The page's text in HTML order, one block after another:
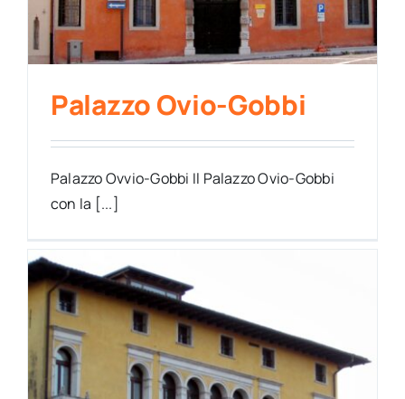
Palazzo Ovio-Gobbi
Palazzo Ovvio-Gobbi Il Palazzo Ovio-Gobbi
con la [...]